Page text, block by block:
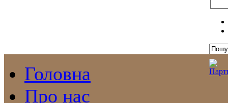
Головна
Про нас